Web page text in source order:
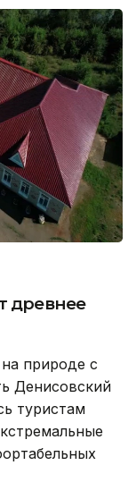
древнее
природе с
Денисовский
туристам